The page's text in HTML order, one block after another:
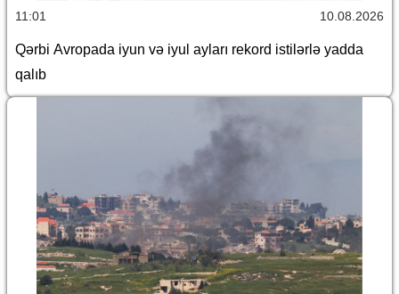
11:01 10.08.2026
Qərbi Avropada iyun və iyul ayları rekord istilərlə yadda
qalıb